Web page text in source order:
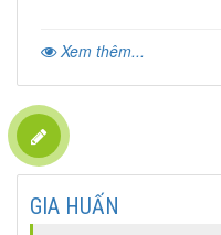
Xem thêm...
GIA HUẤN